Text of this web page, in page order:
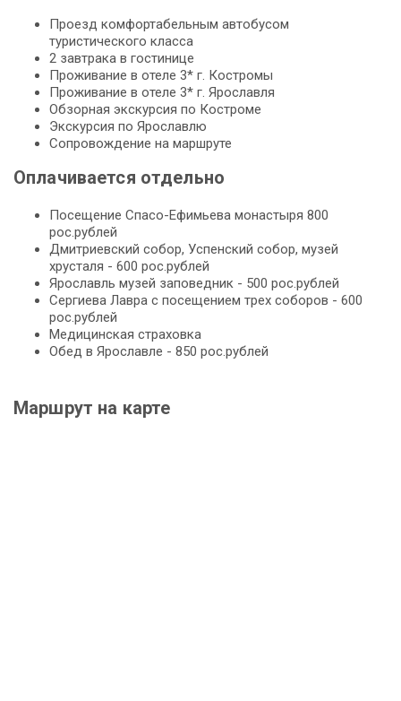
Проезд комфортабельным автобусом
туристического класса
2 завтрака в гостинице
Проживание в отеле 3* г. Костромы
Проживание в отеле 3* г. Ярославля
Обзорная экскурсия по Костроме
Экскурсия по Ярославлю
Сопровождение на маршруте
Оплачивается отдельно
Посещение Спасо-Ефимьева монастыря 800
рос.рублей
Дмитриевский собор, Успенский собор, музей
хрусталя - 600 рос.рублей
Ярославль музей заповедник - 500 рос.рублей
Сергиева Лавра с посещением трех соборов - 600
рос.рублей
Медицинская страховка
Обед в Ярославле - 850 рос.рублей
Маршрут на карте